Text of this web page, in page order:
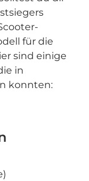
für die
sind einige
in
konnten: